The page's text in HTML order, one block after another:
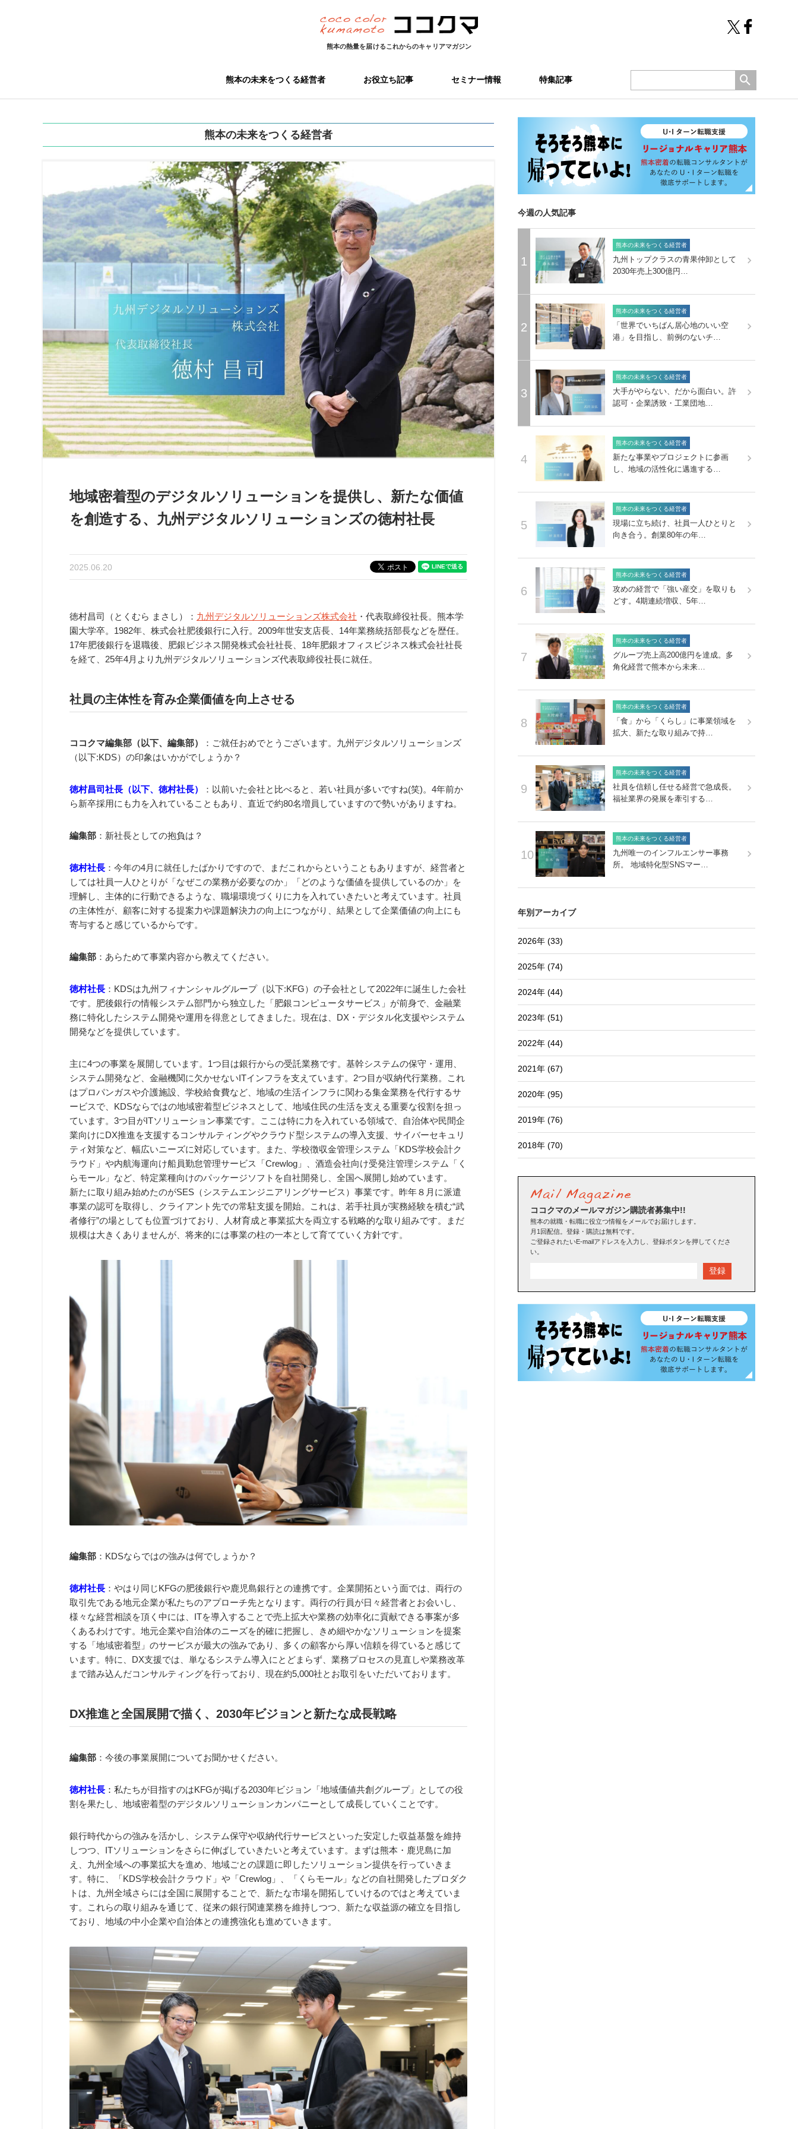
熊本の熱量を届けるこれからのキャリアマガジン
熊本の未来をつくる経営者 お役立ち記事 セミナー情報 特集記事
熊本の未来をつくる経営者
地域密着型のデジタルソリューションを提供し、新たな価値
を創造する、九州デジタルソリューションズの徳村社長
2025.06.20
徳村昌司（とくむら まさし）： 九州デジタルソリューションズ株式会社 ・代表取締役社長。熊本学
園大学卒。1982年、株式会社肥後銀行に入行。2009年世安支店長、14年業務統括部長などを歴任。
17年肥後銀行を退職後、肥銀ビジネス開発株式会社社長、18年肥銀オフィスビジネス株式会社社長
を経て、25年4月より九州デジタルソリューションズ代表取締役社長に就任。
社員の主体性を育み企業価値を向上させる
ココクマ編集部（以下、編集部）
：ご就任おめでとうございます。九州デジタルソリューションズ
（以下:KDS）の印象はいかがでしょうか？
徳村昌司社長（以下、徳村社長）
：以前いた会社と比べると、若い社員が多いですね(笑)。4年前か
ら新卒採用にも力を入れていることもあり、直近で約80名増員していますので勢いがありますね。
編集部 ：新社長としての抱負は？
徳村社長 ：今年の4月に就任したばかりですので、まだこれからということもありますが、経営者と
しては社員一人ひとりが「なぜこの業務が必要なのか」「どのような価値を提供しているのか」を
理解し、主体的に行動できるような、職場環境づくりに力を入れていきたいと考えています。社員
の主体性が、顧客に対する提案力や課題解決力の向上につながり、結果として企業価値の向上にも
寄与すると感じているからです。
編集部 ：あらためて事業内容から教えてください。
徳村社長 ：KDSは九州フィナンシャルグループ（以下:KFG）の子会社として2022年に誕生した会社
です。肥後銀行の情報システム部門から独立した「肥銀コンピュータサービス」が前身で、金融業
務に特化したシステム開発や運用を得意としてきました。現在は、DX・デジタル化支援やシステム
開発などを提供しています。
主に4つの事業を展開しています。1つ目は銀行からの受託業務です。基幹システムの保守・運用、
システム開発など、金融機関に欠かせないITインフラを支えています。2つ目が収納代行業務。これ
はプロパンガスや介護施設、学校給食費など、地域の生活インフラに関わる集金業務を代行するサ
ービスで、KDSならではの地域密着型ビジネスとして、地域住民の生活を支える重要な役割を担っ
ています。3つ目がITソリューション事業です。ここは特に力を入れている領域で、自治体や民間企
業向けにDX推進を支援するコンサルティングやクラウド型システムの導入支援、サイバーセキュリ
ティ対策など、幅広いニーズに対応しています。また、学校徴収金管理システム「KDS学校会計ク
ラウド」や内航海運向け船員勤怠管理サービス「Crewlog」、酒造会社向け受発注管理システム「く
らモール」など、特定業種向けのパッケージソフトを自社開発し、全国へ展開し始めています。
新たに取り組み始めたのがSES（システムエンジニアリングサービス）事業です。昨年８月に派遣
事業の認可を取得し、クライアント先での常駐支援を開始。これは、若手社員が実務経験を積む“武
者修行”の場としても位置づけており、人材育成と事業拡大を両立する戦略的な取り組みです。まだ
規模は大きくありませんが、将来的には事業の柱の一本として育てていく方針です。
編集部 ：KDSならではの強みは何でしょうか？
徳村社長 ：やはり同じKFGの肥後銀行や鹿児島銀行との連携です。企業開拓という面では、両行の
取引先である地元企業が私たちのアプローチ先となります。両行の行員が日々経営者とお会いし、
様々な経営相談を頂く中には、ITを導入することで売上拡大や業務の効率化に貢献できる事案が多
くあるわけです。地元企業や自治体のニーズを的確に把握し、きめ細やかなソリューションを提案
する「地域密着型」のサービスが最大の強みであり、多くの顧客から厚い信頼を得ていると感じて
います。特に、DX支援では、単なるシステム導入にとどまらず、業務プロセスの見直しや業務改革
まで踏み込んだコンサルティングを行っており、現在約5,000社とお取引をいただいております。
DX推進と全国展開で描く、2030年ビジョンと新たな成長戦略
編集部 ：今後の事業展開についてお聞かせください。
徳村社長 ： 私たちが目指すのはKFGが掲げる2030年ビジョン「地域価値共創グループ」としての役
割を果たし、地域密着型のデジタルソリューションカンパニーとして成長していくことです。
銀行時代からの強みを活かし、システム保守や収納代行サービスといった安定した収益基盤を維持
しつつ、ITソリューションをさらに伸ばしていきたいと考えています。まずは熊本・鹿児島に加
え、九州全域への事業拡大を進め、地域ごとの課題に即したソリューション提供を行っていきま
す。特に、「KDS学校会計クラウド」や「Crewlog」、「くらモール」などの自社開発したプロダク
トは、九州全域さらには全国に展開することで、新たな市場を開拓していけるのではと考えていま
す。これらの取り組みを通じて、従来の銀行関連業務を維持しつつ、新たな収益源の確立を目指し
ており、地域の中小企業や自治体との連携強化も進めていきます。
今週の人気記事
1
熊本の未来をつくる経営者
九州トップクラスの青果仲卸として
2030年売上300億円…
2
熊本の未来をつくる経営者
「世界でいちばん居心地のいい空
港」を目指し、前例のないチ…
3
熊本の未来をつくる経営者
大手がやらない、だから面白い。許
認可・企業誘致・工業団地…
4
熊本の未来をつくる経営者
新たな事業やプロジェクトに参画
し、地域の活性化に邁進する…
5
熊本の未来をつくる経営者
現場に立ち続け、社員一人ひとりと
向き合う。創業80年の年…
6
熊本の未来をつくる経営者
攻めの経営で「強い産交」を取りも
どす。4期連続増収、5年…
7
熊本の未来をつくる経営者
グループ売上高200億円を達成。多
角化経営で熊本から未来…
8
熊本の未来をつくる経営者
「食」から「くらし」に事業領域を
拡大、新たな取り組みで持…
9
熊本の未来をつくる経営者
社員を信頼し任せる経営で急成長。
福祉業界の発展を牽引する…
10
熊本の未来をつくる経営者
九州唯一のインフルエンサー事務
所。 地域特化型SNSマー…
年別アーカイブ
2026年 (33)
2025年 (74)
2024年 (44)
2023年 (51)
2022年 (44)
2021年 (67)
2020年 (95)
2019年 (76)
2018年 (70)
ココクマのメールマガジン購読者募集中!!
熊本の就職・転職に役立つ情報をメールでお届けします。
月1回配信。登録・購読は無料です。
ご登録されたいE-mailアドレスを入力し、登録ボタンを押してくださ
い。
登録